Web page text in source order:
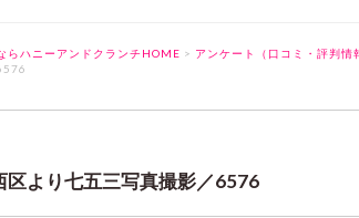
らハニーアンドクランチHOME > アンケート（口コミ・評判情
より七五三写真撮影／6576